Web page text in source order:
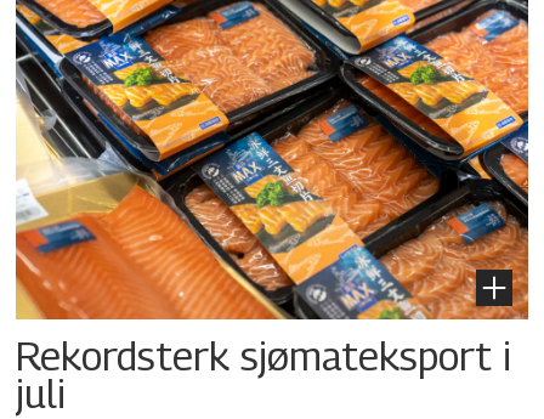
Rekordsterk sjømateksport i
juli